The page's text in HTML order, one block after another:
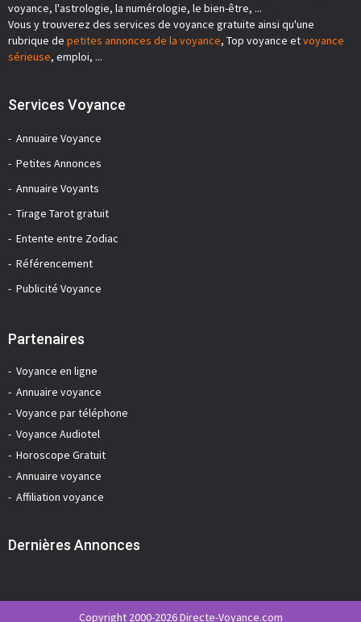
voyance, l'astrologie, la numérologie, le bien-être, ...
Vous y trouverez des services de voyance gratuite ainsi qu'une
rubrique de petites annonces de la voyance, Top voyance etvoyance
sérieuse, emploi, ...
Services Voyance
Annuaire Voyance
Petites Annonces
Annuaire Voyants
Tirage Tarot gratuit
Entente entre Zodiac
Référencement
Publicité Voyance
Partenaires
Voyance en ligne
Annuaire voyance
Voyance par téléphone
Voyance Audiotel
Horoscope Gratuit
Annuaire voyance
Affiliation voyance
Dernières Annonces
Copyright 2000-2026 Directe-Voyance.com